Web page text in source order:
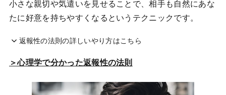
小さな親切や気遣いを見せることで、相手も自然にあな
たに好意を持ちやすくなるというテクニックです。
返報性の法則の詳しいやり方はこちら
＞心理学で分かった返報性の法則